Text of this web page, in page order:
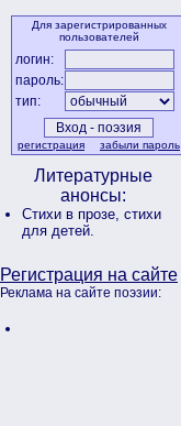
Для зарегистрированных
пользователей
логин:
пароль:
тип:
регистрация забыли пароль
Литературные
анонсы:
Стихи в прозе, стихи
для детей.
Регистрация на сайте
Реклама на сайте поэзии: